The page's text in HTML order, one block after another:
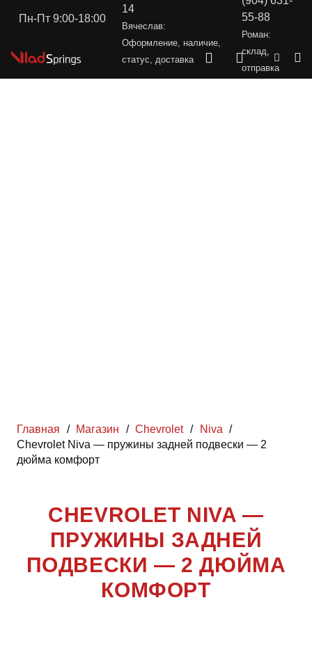
Пн-Пт 9:00-18:00
14
Вячеслав:
Оформление, наличие,
статус, доставка
55-88
Роман:
склад,
отправка
Главная / Магазин / Chevrolet / Niva /
Chevrolet Niva — пружины задней подвески — 2
дюйма комфорт
CHEVROLET NIVA —
ПРУЖИНЫ ЗАДНЕЙ
ПОДВЕСКИ — 2 ДЮЙМА
КОМФОРТ